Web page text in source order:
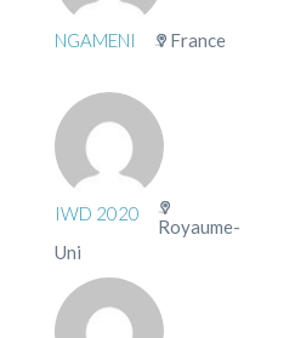
NGAMENI France
IWD 2020
Royaume-
Uni